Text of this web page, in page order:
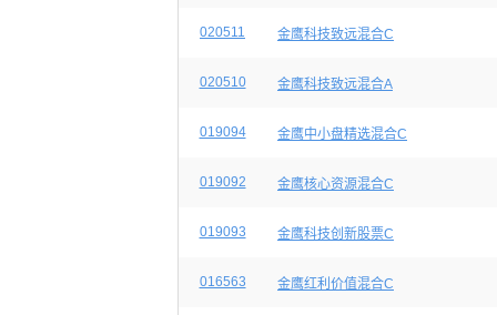
020511 金鹰科技致远混合C
020510 金鹰科技致远混合A
019094 金鹰中小盘精选混合C
019092 金鹰核心资源混合C
019093 金鹰科技创新股票C
016563 金鹰红利价值混合C